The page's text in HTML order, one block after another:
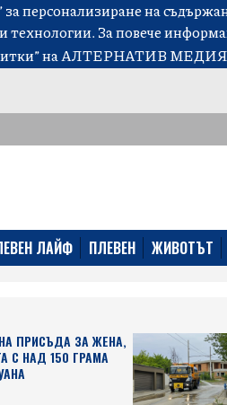
персонализиране на
За повече
на АЛТЕРНАТИВ
ЛАЙФ ПЛЕВЕН ЖИВОТЪТ
ПРИСЪДА ЗА ЖЕНА,
С НАД 150 ГРАМА